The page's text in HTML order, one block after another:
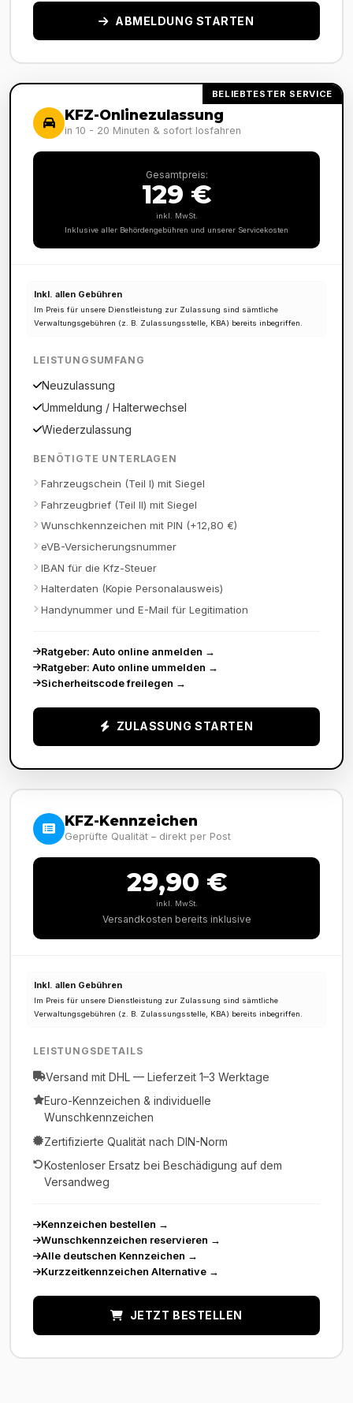
ABMELDUNG STARTEN
BELIEBTESTER SERVICE
KFZ-Onlinezulassung
in 10 - 20 Minuten & sofort losfahren
Gesamtpreis:
129 €
inkl. MwSt.
Inklusive aller Behördengebühren und unserer Servicekosten
Inkl. allen Gebühren
Im Preis für unsere Dienstleistung zur Zulassung sind sämtliche
Verwaltungsgebühren (z. B. Zulassungsstelle, KBA) bereits inbegriffen.
LEISTUNGSUMFANG
Neuzulassung
Ummeldung / Halterwechsel
Wiederzulassung
BENÖTIGTE UNTERLAGEN
Fahrzeugschein (Teil I) mit Siegel
Fahrzeugbrief (Teil II) mit Siegel
Wunschkennzeichen mit PIN (+12,80 €)
eVB-Versicherungsnummer
IBAN für die Kfz-Steuer
Halterdaten (Kopie Personalausweis)
Handynummer und E-Mail für Legitimation
Ratgeber: Auto online anmelden →
Ratgeber: Auto online ummelden →
Sicherheitscode freilegen →
ZULASSUNG STARTEN
KFZ-Kennzeichen
Geprüfte Qualität – direkt per Post
29,90 €
inkl. MwSt.
Versandkosten bereits inklusive
Inkl. allen Gebühren
Im Preis für unsere Dienstleistung zur Zulassung sind sämtliche
Verwaltungsgebühren (z. B. Zulassungsstelle, KBA) bereits inbegriffen.
LEISTUNGSDETAILS
Versand mit DHL — Lieferzeit 1–3 Werktage
Euro-Kennzeichen & individuelle
Wunschkennzeichen
Zertifizierte Qualität nach DIN-Norm
Kostenloser Ersatz bei Beschädigung auf dem
Versandweg
Kennzeichen bestellen →
Wunschkennzeichen reservieren →
Alle deutschen Kennzeichen →
Kurzzeitkennzeichen Alternative →
JETZT BESTELLEN